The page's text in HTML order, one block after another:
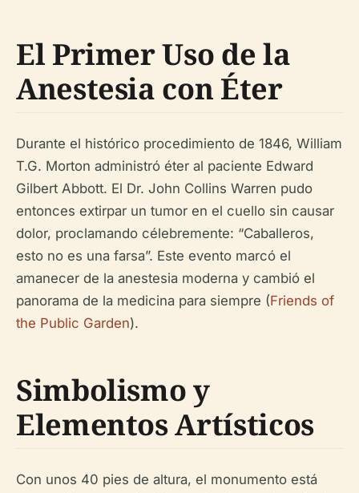
El Primer Uso de la
Anestesia con Éter
Durante el histórico procedimiento de 1846, William
T.G. Morton administró éter al paciente Edward
Gilbert Abbott. El Dr. John Collins Warren pudo
entonces extirpar un tumor en el cuello sin causar
dolor, proclamando célebremente: “Caballeros,
esto no es una farsa”. Este evento marcó el
amanecer de la anestesia moderna y cambió el
panorama de la medicina para siempre (Friends of
the Public Garden).
Simbolismo y
Elementos Artísticos
Con unos 40 pies de altura, el monumento está